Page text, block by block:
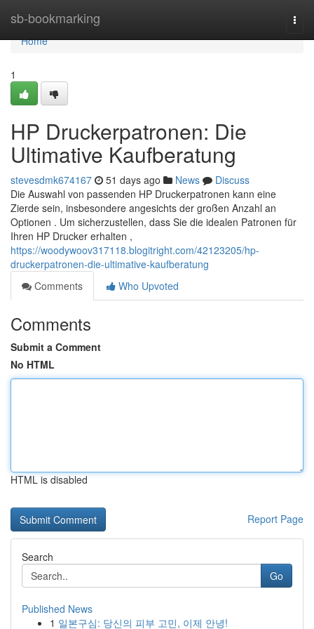
sb-bookmarking
Home
Home
1
HP Druckerpatronen: Die
Ultimative Kaufberatung
stevesdmk674167 51 days ago News
Discuss
Die Auswahl von passenden HP Druckerpatronen kann eine
Zierde sein, insbesondere angesichts der großen Anzahl an
Optionen . Um sicherzustellen, dass Sie die idealen Patronen für
Ihren HP Drucker erhalten ,
https://woodywoov317118.blogitright.com/42123205/hp-
druckerpatronen-die-ultimative-kaufberatung
Comments
Who Upvoted
Comments
Submit a Comment
No HTML
HTML is disabled
Report Page
Search
Go
Published News
1 일본구심: 당신의 피부 고민, 이제 안녕!